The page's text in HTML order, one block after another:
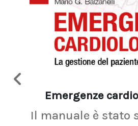
Emergenze
Il manuale è stato